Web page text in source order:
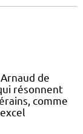
de
résonnent
comme